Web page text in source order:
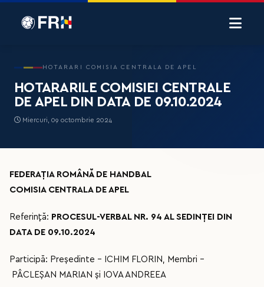
HOTARARI COMISIA CENTRALA DE APEL
HOTARARILE COMISIEI CENTRALE
DE APEL DIN DATA DE 09.10.2024
Miercuri, 09 octombrie 2024
FEDERAȚIA ROMÂNĂ DE HANDBAL
COMISIA CENTRALA DE APEL
Referință: PROCESUL-VERBAL NR. 94 AL SEDINȚEI DIN
DATA DE 09.10.2024
Participă: Președinte – ICHIM FLORIN, Membri –
PÂCLEȘAN MARIAN și IOVA ANDREEA